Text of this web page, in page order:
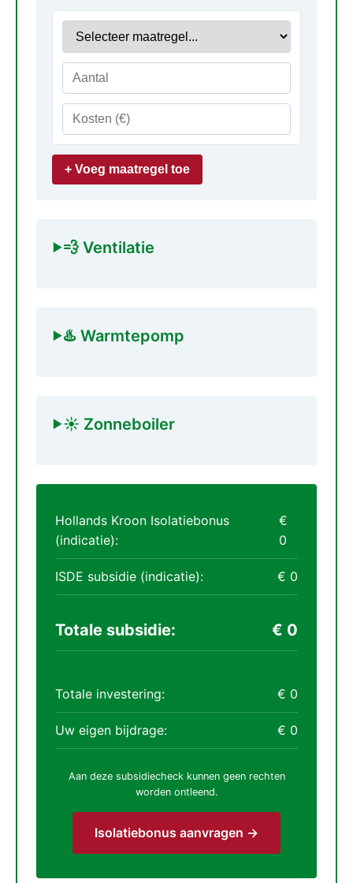
+ Voeg maatregel toe
💨 Ventilatie
♨️ Warmtepomp
☀️ Zonneboiler
Hollands Kroon Isolatiebonus
(indicatie):
€
0
ISDE subsidie (indicatie): € 0
Totale subsidie: € 0
Totale investering: € 0
Uw eigen bijdrage: € 0
Aan deze subsidiecheck kunnen geen rechten
worden ontleend.
Isolatiebonus aanvragen →